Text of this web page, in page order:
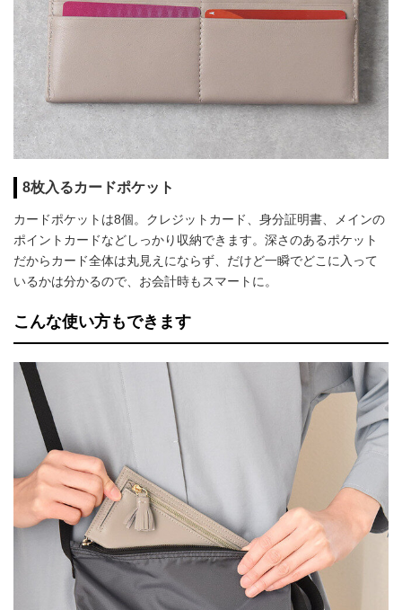
8枚入るカードポケット
カードポケットは8個。クレジットカード、身分証明書、メインの
ポイントカードなどしっかり収納できます。深さのあるポケット
だからカード全体は丸見えにならず、だけど一瞬でどこに入って
いるかは分かるので、お会計時もスマートに。
こんな使い方もできます